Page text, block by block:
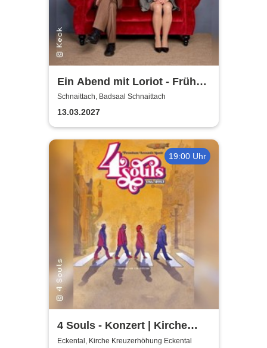
Ein Abend mit Loriot - Früher
war mehr Lametta
Schnaittach, Badsaal Schnaittach
13.03.2027
19:00 Uhr
4 Souls - Konzert | Kirche
Kreuzerhöhung Eckental
Eckental, Kirche Kreuzerhöhung Eckental